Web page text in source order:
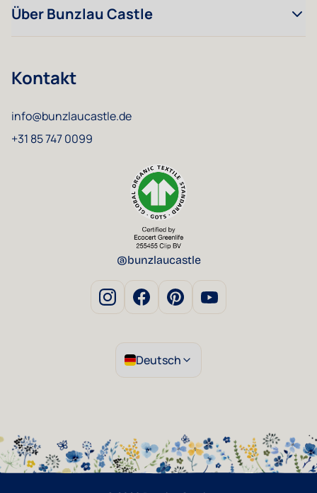
Über Bunzlau Castle
Kontakt
info@bunzlaucastle.de
+31 85 747 0099
@bunzlaucastle
Deutsch